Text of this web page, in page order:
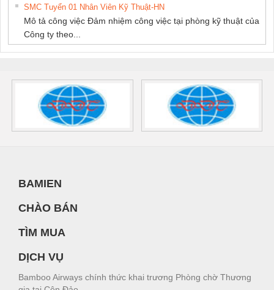
SMC Tuyển 01 Nhân Viên Kỹ Thuật-HN
Mô tả công việc Đảm nhiệm công việc tại phòng kỹ thuật của
Công ty theo...
BAMIEN
CHÀO BÁN
TÌM MUA
DỊCH VỤ
Bamboo Airways chính thức khai trương Phòng chờ Thương